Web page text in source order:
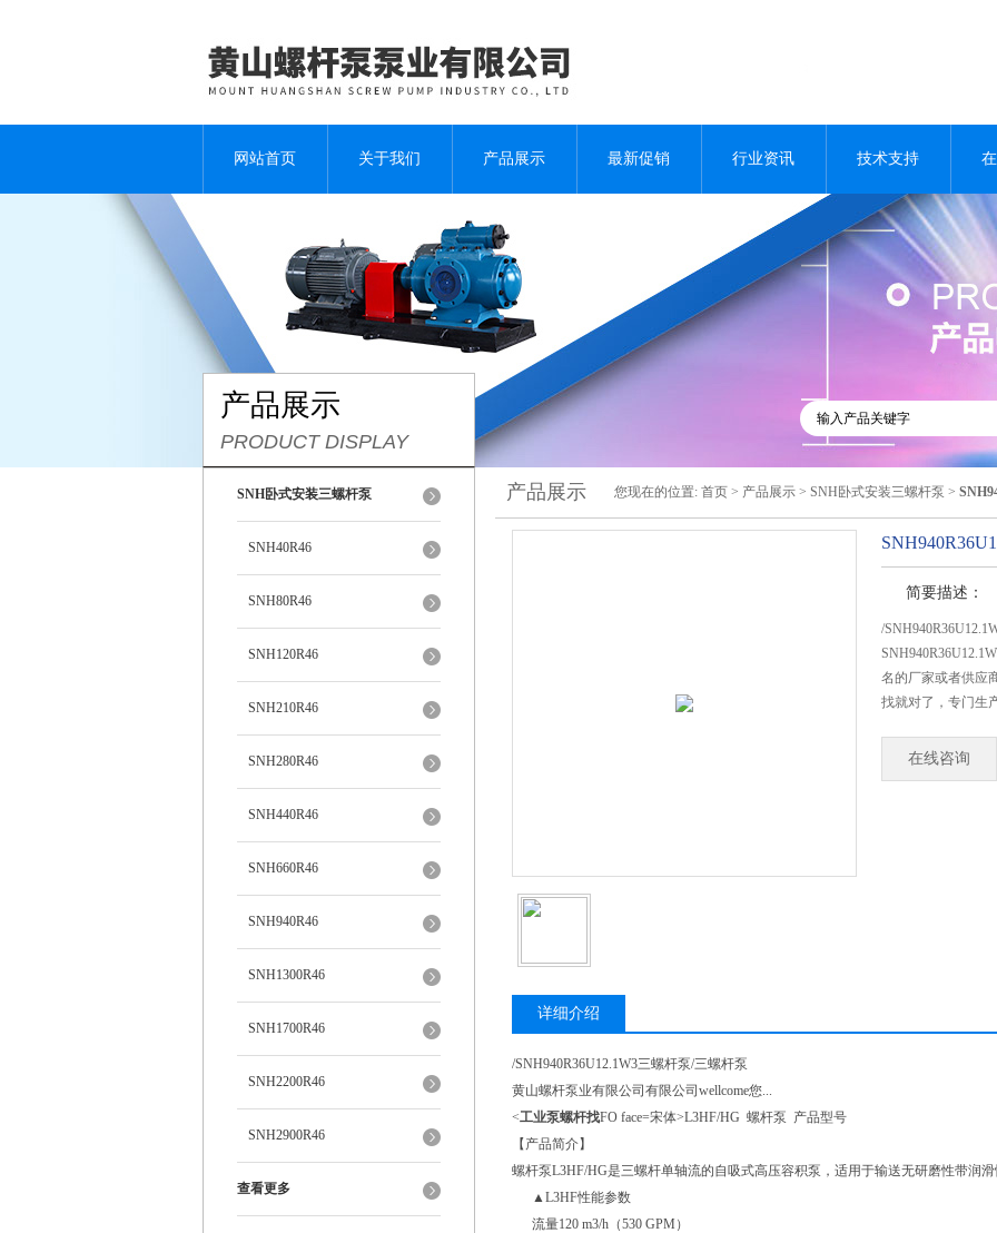
网站首页 关于我们 产品展示 最新促销 行业资讯 技术支持
产品展示
PRODUCT DISPLAY
SNH卧式安装三螺杆泵
SNH40R46
SNH80R46
SNH120R46
SNH210R46
SNH280R46
SNH440R46
SNH660R46
SNH940R46
SNH1300R46
SNH1700R46
SNH2200R46
SNH2900R46
查看更多
产品展示 您现在的位置: 首页 > 产品展示 > SNH卧式安装三螺杆泵 >
简要描述：
/
名的厂家或者供应
找就对了，专门生
在线咨询
详细介绍
/SNH940R36U12.1W3三螺杆泵/三螺杆泵
黄山螺杆泵业有限公司有限公司wellcome您...
<工业泵螺杆找FO face=宋体>L3HF/HG 螺杆泵 产品型号
【产品简介】
螺杆泵L3HF/HG是三螺杆单轴流的自吸式高压容积泵，适用于输送无研磨性带润滑
▲L3HF性能参数
流量120 m3/h（530 GPM）